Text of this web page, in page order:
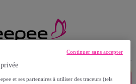
et ses partenaires à utiliser des traceurs (tels
Continuer sans accepter